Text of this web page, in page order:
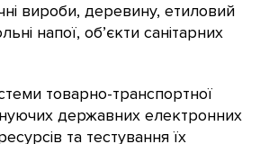
вироби, деревину, етиловий
напої, об’єкти санітарних
товарно-транспортної
державних електронних
та тестування їх